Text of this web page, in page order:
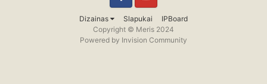
Dizainas Slapukai IPBoard
FacebookYouTube
Copyright © Meris 2024
Powered by Invision Community